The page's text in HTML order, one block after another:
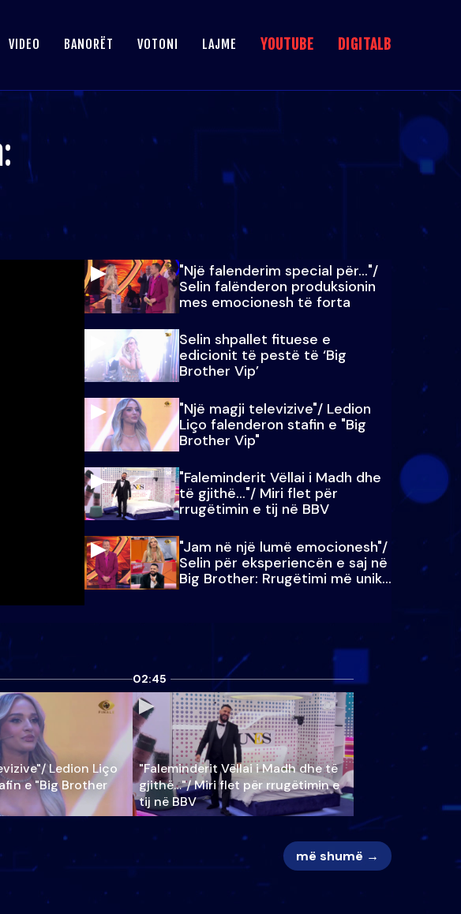
VIDEO BANORËT VOTONI LAJME YOUTUBE DIGITALB
"Një falenderim special për…"/
Selin falënderon produksionin
mes emocionesh të forta
Selin shpallet fituese e
edicionit të pestë të ‘Big
Brother Vip’
"Një magji televizive"/ Ledion
Liço falenderon stafin e "Big
Brother Vip"
"Faleminderit Vëllai i Madh dhe
të gjithë…"/ Miri flet për
rrugëtimin e tij në BBV
"Jam në një lumë emocionesh"/
Selin për eksperiencën e saj në
Big Brother: Rrugëtimi më unik…
Ledion Liço
e "Big Brother
02:45
"Faleminderit Vëllai i Madh dhe të
gjithë…"/ Miri flet për rrugëtimin e
tij në BBV
më shumë →